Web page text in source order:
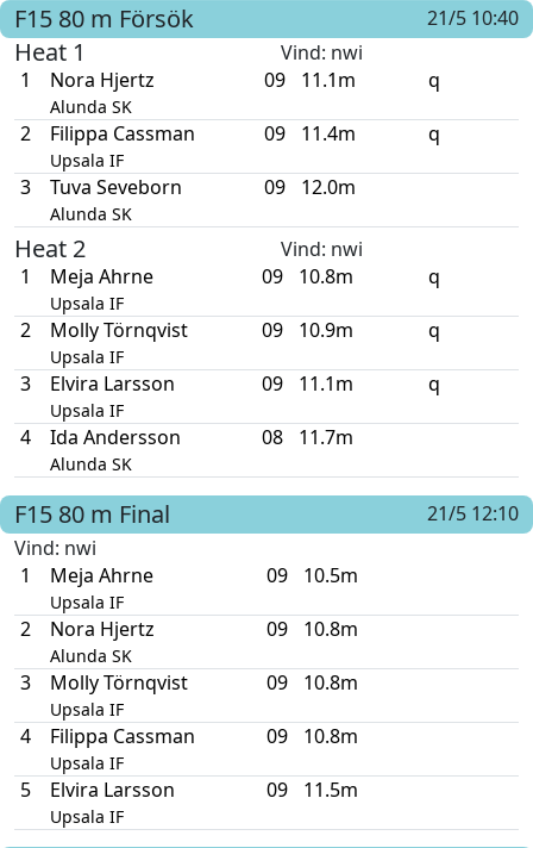
F15 80 m Försök 21/5 10:40
Heat 1 Vind: nwi
1
Nora Hjertz
Alunda SK
09 11.1m q
2 Filippa Cassman
Upsala IF
09 11.4m q
3 Tuva Seveborn
Alunda SK
09 12.0m
Heat 2 Vind: nwi
1
Meja Ahrne
Upsala IF
09 10.8m q
2 Molly Törnqvist
Upsala IF
09 10.9m q
3 Elvira Larsson
Upsala IF
09 11.1m q
4 Ida Andersson
Alunda SK
08 11.7m
F15 80 m Final
21/5 12:10
Vind: nwi
1
Meja Ahrne
Upsala IF
09 10.5m
2 Nora Hjertz
Alunda SK
09 10.8m
3 Molly Törnqvist
Upsala IF
09 10.8m
4 Filippa Cassman
Upsala IF
09 10.8m
5 Elvira Larsson
Upsala IF
09 11.5m